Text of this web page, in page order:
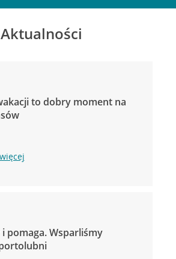
Aktualności
to dobry moment na
i pomaga. Wsparliśmy